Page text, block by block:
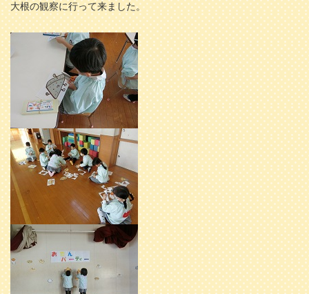
大根の観察に行って来ました。